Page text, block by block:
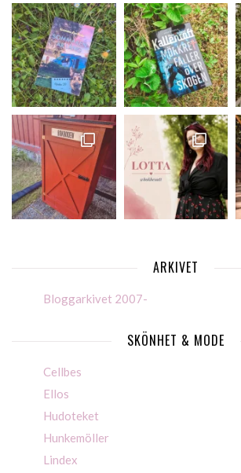
ARKIVET
Bloggarkivet 2007-
SKÖNHET & MODE
Cellbes
Ellos
Hudoteket
Hunkemöller
Lindex